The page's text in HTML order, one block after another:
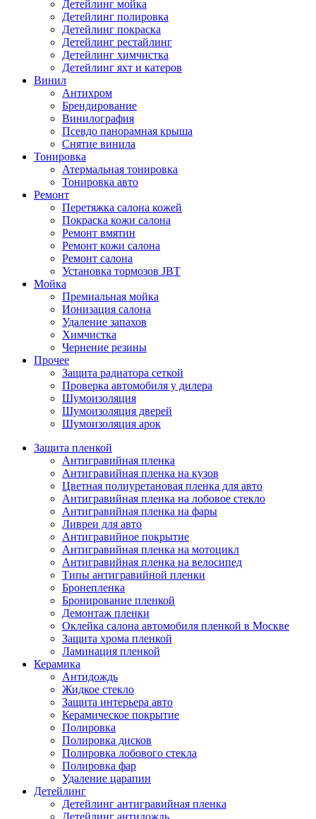
Детейлинг мойка
Детейлинг полировка
Детейлинг покраска
Детейлинг рестайлинг
Детейлинг химчистка
Детейлинг яхт и катеров
Винил
Антихром
Брендирование
Винилография
Псевдо панорамная крыша
Снятие винила
Тонировка
Атермальная тонировка
Тонировка авто
Ремонт
Перетяжка салона кожей
Покраска кожи салона
Ремонт вмятин
Ремонт кожи салона
Ремонт салона
Установка тормозов JBT
Мойка
Премиальная мойка
Ионизация салона
Удаление запахов
Химчистка
Чернение резины
Прочее
Защита радиатора сеткой
Проверка автомобиля у дилера
Шумоизоляция
Шумоизоляция дверей
Шумоизоляция арок
Защита пленкой
Антигравийная пленка
Антигравийная пленка на кузов
Цветная полиуретановая пленка для авто
Антигравийная пленка на лобовое стекло
Антигравийная пленка на фары
Ливреи для авто
Антигравийное покрытие
Антигравийная пленка на мотоцикл
Антигравийная пленка на велосипед
Типы антигравийной пленки
Бронепленка
Бронирование пленкой
Демонтаж пленки
Оклейка салона автомобиля пленкой в Москве
Защита хрома пленкой
Ламинация пленкой
Керамика
Антидождь
Жидкое стекло
Защита интерьера авто
Керамическое покрытие
Полировка
Полировка дисков
Полировка лобового стекла
Полировка фар
Удаление царапин
Детейлинг
Детейлинг антигравийная пленка
Детейлинг антидождь